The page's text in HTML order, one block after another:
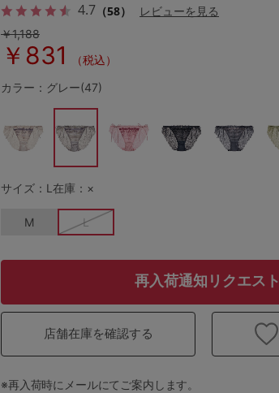
その他から探す
お気に入り
ランキング
高評価レビューアイテム
WEB限定アイテム
特集ページ
4.7 （58） レビューを見る
￥1,188
￥831
（税込）
カラー：グレー(47)
サイズ：L在庫：×
M L
再入荷通知リクエスト
店舗在庫を確認する
※再入荷時にメールにてご案内します。